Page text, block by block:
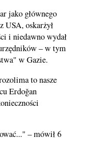
jako głównego
USA, oskarżył
i niedawno wydał
– w tym
w Gazie.
to nasze
Erdoğan
– mówił 6